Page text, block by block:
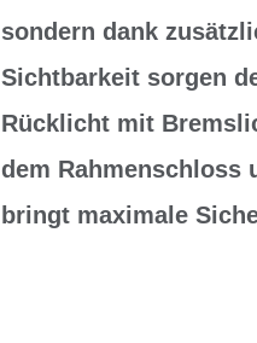
sondern dank
Sichtbarkeit sorgen
Rücklicht mit
dem Rahmenschloss
bringt maximale